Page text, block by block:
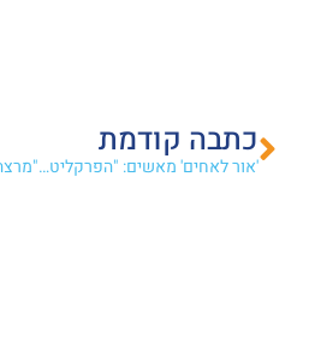
כתבה קודמת
'אור לאחים' מאשים: "הפרקליטות תומכת בסיוע למיסיון"